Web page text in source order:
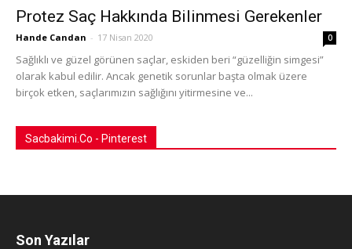
Protez Saç Hakkında Bilinmesi Gerekenler
Hande Candan - 17 Nisan 2020 0
Sağlıklı ve güzel görünen saçlar, eskiden beri “güzelliğin simgesi”
olarak kabul edilir. Ancak genetik sorunlar başta olmak üzere
birçok etken, saçlarımızın sağlığını yitirmesine ve...
Sacbakimi.Co - Pinterest
Son Yazılar